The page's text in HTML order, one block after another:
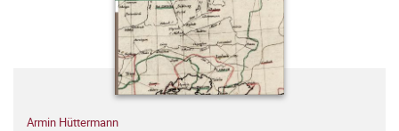
Armin Hüttermann